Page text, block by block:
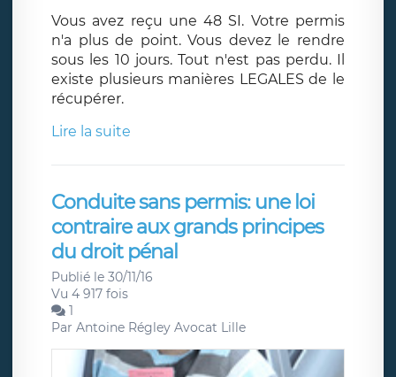
Vous avez reçu une 48 SI. Votre permis
n'a plus de point. Vous devez le rendre
sous les 10 jours. Tout n'est pas perdu. Il
existe plusieurs manières LEGALES de le
récupérer.
Lire la suite
Conduite sans permis: une loi
contraire aux grands principes
du droit pénal
Publié le 30/11/16
Vu 4 917 fois
1
Par Antoine Régley Avocat Lille